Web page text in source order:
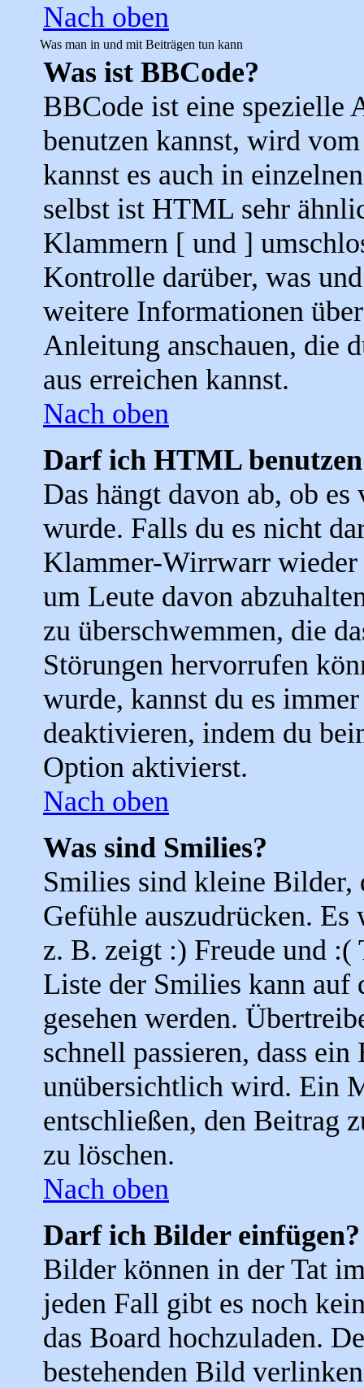
Nach oben
Was man in und mit Beiträgen tun kann
Was ist BBCode?
BBCode ist eine
benutzen kannst, wird
kannst es auch in
selbst ist HTML sehr
Klammern [ und ]
Kontrolle darüber, was
weitere Informationen
Anleitung anschauen, die
aus erreichen kannst.
Nach oben
Darf ich HTML
Das hängt davon ab, ob
wurde. Falls du es nicht
Klammer-Wirrwarr
um Leute davon
zu überschwemmen, die
Störungen hervorrufen
wurde, kannst du es
deaktivieren, indem du
Option aktivierst.
Nach oben
Was sind Smilies?
Smilies sind kleine Bilder,
Gefühle auszudrücken.
z. B. zeigt :) Freude und
Liste der Smilies kann auf
gesehen werden.
schnell passieren, dass
unübersichtlich wird. Ein
entschließen, den Beitrag
zu löschen.
Nach oben
Darf ich Bilder einfügen?
Bilder können in der Tat
jeden Fall gibt es noch
das Board hochzuladen.
bestehenden Bild